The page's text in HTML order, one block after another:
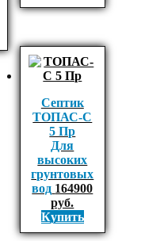
Септик
ТОПАС-С
5 Пр
Для
высоких
грунтовых
вод 164900
руб.
Купить